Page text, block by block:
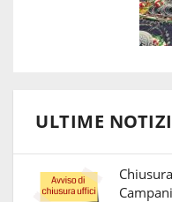
ULTIME